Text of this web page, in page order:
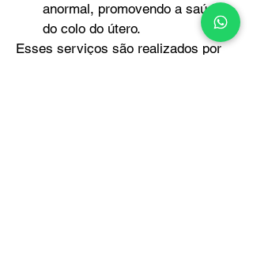
anormal, promovendo a saúde
do colo do útero.
Esses serviços são realizados por